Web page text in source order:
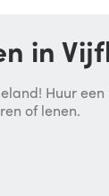
in
Huur
of lenen.